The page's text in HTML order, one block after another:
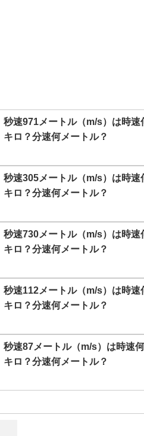
秒速971メートル（m/s）は時速
キロ？分速何メートル？
秒速305メートル（m/s）は時速
キロ？分速何メートル？
秒速730メートル（m/s）は時速
キロ？分速何メートル？
秒速112メートル（m/s）は時速
キロ？分速何メートル？
秒速87メートル（m/s）は時速何
キロ？分速何メートル？